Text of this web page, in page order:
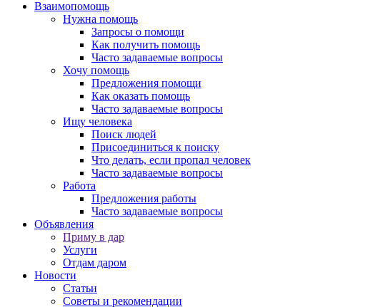
Взаимопомощь
Нужна помощь
Запросы о помощи
Как получить помощь
Часто задаваемые вопросы
Хочу помощь
Предложения помощи
Как оказать помощь
Часто задаваемые вопросы
Ищу человека
Поиск людей
Присоединиться к поиску
Что делать, если пропал человек
Часто задаваемые вопросы
Работа
Предложения работы
Часто задаваемые вопросы
Объявления
Приму в дар
Услуги
Отдам даром
Новости
Статьи
Советы и рекомендации